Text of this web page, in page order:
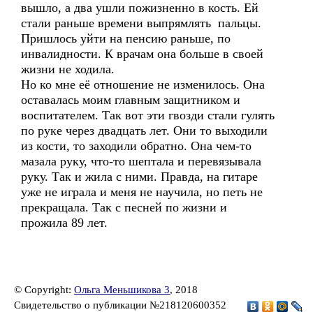
вышло, а два ушли пожизненно в кость. Ей
стали раньше времени выпрямлять пальцы.
Пришлось уйти на пенсию раньше, по
инвалидности. К врачам она больше в своей
жизни не ходила.
Но ко мне её отношение не изменилось. Она
оставалась моим главным защитником и
воспитателем. Так вот эти гвозди стали гулять
по руке через двадцать лет. Они то выходили
из кости, то заходили обратно. Она чем-то
мазала руку, что-то шептала и перевязывала
руку. Так и жила с ними. Правда, на гитаре
уже не играла и меня не научила, но петь не
прекращала. Так с песней по жизни и
прожила 89 лет.
© Copyright: Ольга Меньшикова 3, 2018
Свидетельство о публикации №218120600352